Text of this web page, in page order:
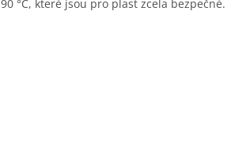
90 °C, které jsou pro plast zcela bezpečné.